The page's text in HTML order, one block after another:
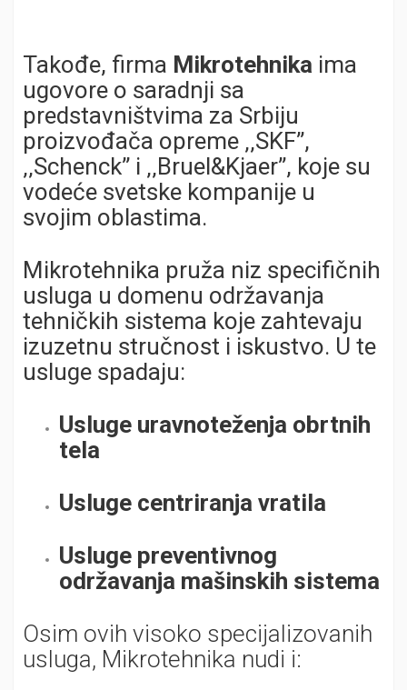
Takođe, firma Mikrotehnika ima
ugovore o saradnji sa
predstavništvima za Srbiju
proizvođača opreme ‚‚SKF’’,
‚‚Schenck’’ i ‚‚Bruel&Kjaer’’, koje su
vodeće svetske kompanije u
svojim oblastima.
Mikrotehnika pruža niz specifičnih
usluga u domenu održavanja
tehničkih sistema koje zahtevaju
izuzetnu stručnost i iskustvo. U te
usluge spadaju:
Usluge uravnoteženja obrtnih
tela
Usluge centriranja vratila
Usluge preventivnog
održavanja mašinskih sistema
Osim ovih visoko specijalizovanih
usluga, Mikrotehnika nudi i: